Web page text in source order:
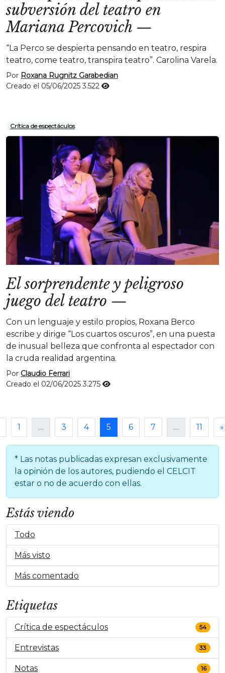
subversión del teatro en
Mariana Percovich —
“La Perco se despierta pensando en teatro, respira
teatro, come teatro, transpira teatro”. Carolina Varela.
Por Roxana Rugnitz Garabedian
Creado el 05/06/20253.522
Crítica de espectáculos
El sorprendente y peligroso
juego del teatro —
Con un lenguaje y estilo propios, Roxana Berco
escribe y dirige “Los cuartos oscuros”, en una puesta
de inusual belleza que confronta al espectador con
la cruda realidad argentina.
Por Claudio Ferrari
Creado el 02/06/20253.275
1 … 3 4 5 6 7 … 11 »
* Las notas publicadas expresan exclusivamente
la opinión de los autores, pudiendo el CELCIT
estar o no de acuerdo con ellas.
Estás viendo
Todo
Más visto
Más comentado
Etiquetas
Crítica de espectáculos 54
Entrevistas 33
Notas 16